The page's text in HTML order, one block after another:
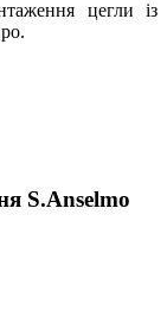
цегли із
S.Anselmo